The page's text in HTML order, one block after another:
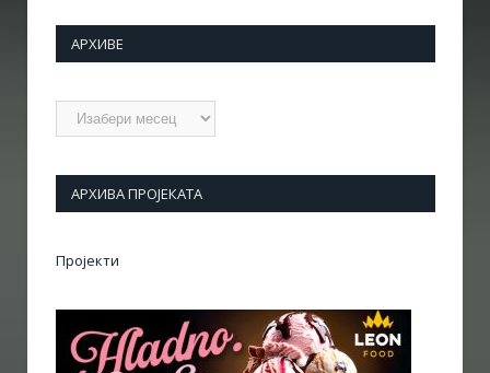
АРХИВЕ
Архиве
АРХИВА ПРОЈЕКАТА
Пројекти